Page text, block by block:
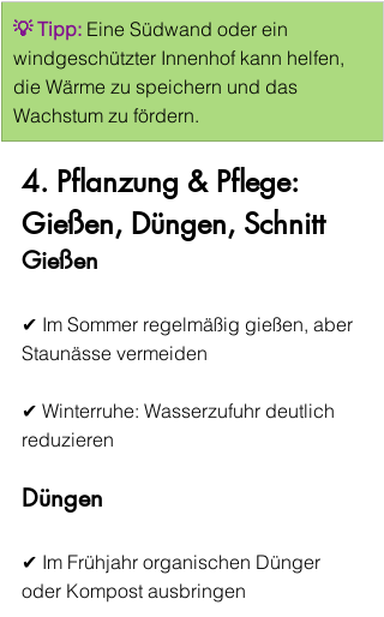
💡 Tipp: Eine Südwand oder ein
windgeschützter Innenhof kann helfen,
die Wärme zu speichern und das
Wachstum zu fördern.
4. Pflanzung & Pflege:
Gießen, Düngen, Schnitt
Gießen
✔ Im Sommer regelmäßig gießen, aber
Staunässe vermeiden
✔ Winterruhe: Wasserzufuhr deutlich
reduzieren
Düngen
✔ Im Frühjahr organischen Dünger
oder Kompost ausbringen